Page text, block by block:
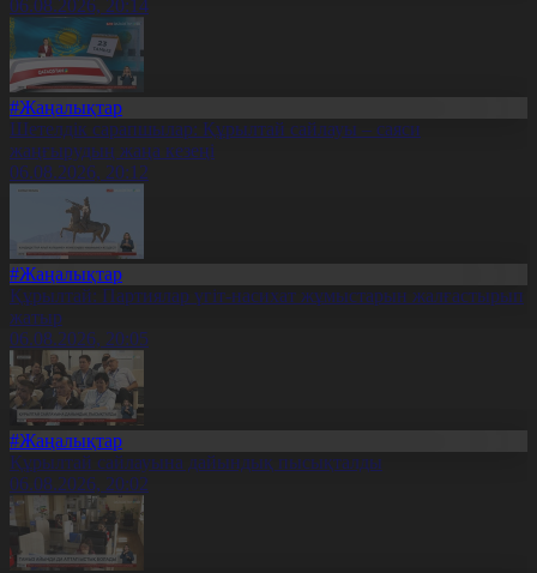
06.08.2026, 20:14
#Жаңалықтар
Шетелдік сарапшылар: Құрылтай сайлауы – саяси
жаңғырудың жаңа кезеңі
06.08.2026, 20:12
#Жаңалықтар
Құрылтай: Партиялар үгіт-насихат жұмыстарын жалғастырып
жатыр
06.08.2026, 20:05
#Жаңалықтар
Құрылтай сайлауына дайындық пысықталды
06.08.2026, 20:02